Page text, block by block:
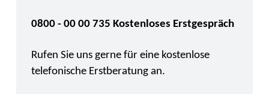
0800 - 00 00 735 Kostenloses Erstgespräch
Rufen Sie uns gerne für eine kostenlose
telefonische Erstberatung an.